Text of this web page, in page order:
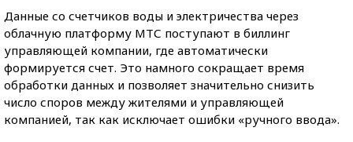
Данные со счетчиков воды и электричества через
облачную платформу МТС поступают в биллинг
управляющей компании, где автоматически
формируется счет. Это намного сокращает время
обработки данных и позволяет значительно снизить
число споров между жителями и управляющей
компанией, так как исключает ошибки «ручного ввода».